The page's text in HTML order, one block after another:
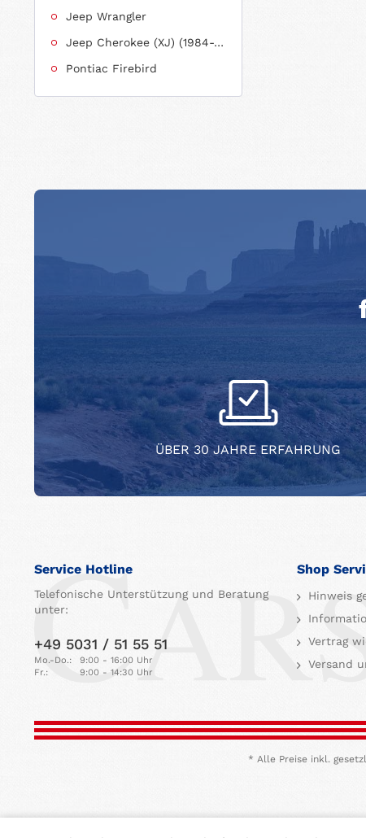
Jeep Wrangler
Jeep Cherokee (XJ) (1984-2001)
Pontiac Firebird
ÜBER 30 JAHRE ERFAHRUNG
Service Hotline
Telefonische Unterstützung und Beratung
unter:
+49 5031 / 51 55 51
Mo.-Do.:
9:00 - 16:00 Uhr
Fr.:
9:00 - 14:30 Uhr
Shop
Hinweis
Vertrag
Versand
* Alle Preise inkl.